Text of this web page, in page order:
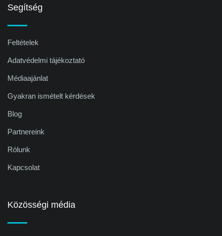
Segítség
Feltételek
Adatvédelmi tájékoztató
Médiaajánlat
Gyakran ismételt kérdések
Blog
Partnereink
Rólunk
Kapcsolat
Közösségi média